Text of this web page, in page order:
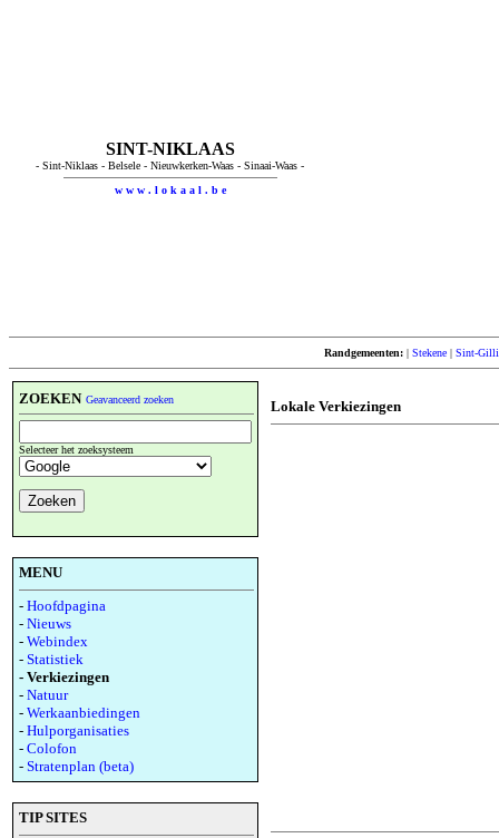
SINT-NIKLAAS
- Sint-Niklaas - Belsele - Nieuwkerken-Waas - Sinaai-Waas -
w w w . l o k a a l . b e
Randgemeenten: | Stekene | Sint-
ZOEKEN Geavanceerd zoeken
Selecteer het zoeksysteem
MENU
- Hoofdpagina
- Nieuws
- Webindex
- Statistiek
- Verkiezingen
- Natuur
- Werkaanbiedingen
- Hulporganisaties
- Colofon
- Stratenplan (beta)
TIP SITES
Lokale Verkiezingen